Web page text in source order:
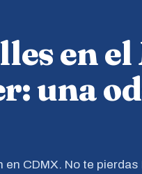
en el
una
CDMX. No te